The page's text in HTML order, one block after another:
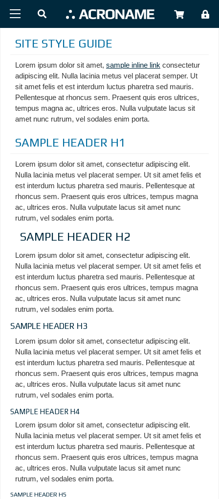
SITE STYLE GUIDE
Lorem ipsum dolor sit amet, sample inline link consectetur
adipiscing elit. Nulla lacinia metus vel placerat semper. Ut
sit amet felis et est interdum luctus pharetra sed mauris.
Pellentesque at rhoncus sem. Praesent quis eros ultrices,
tempus magna ac, ultrices eros. Nulla vulputate lacus sit
amet nunc rutrum, vel sodales enim porta.
SAMPLE HEADER H1
Lorem ipsum dolor sit amet, consectetur adipiscing elit.
Nulla lacinia metus vel placerat semper. Ut sit amet felis et
est interdum luctus pharetra sed mauris. Pellentesque at
rhoncus sem. Praesent quis eros ultrices, tempus magna
ac, ultrices eros. Nulla vulputate lacus sit amet nunc
rutrum, vel sodales enim porta.
SAMPLE HEADER H2
Lorem ipsum dolor sit amet, consectetur adipiscing elit.
Nulla lacinia metus vel placerat semper. Ut sit amet felis et
est interdum luctus pharetra sed mauris. Pellentesque at
rhoncus sem. Praesent quis eros ultrices, tempus magna
ac, ultrices eros. Nulla vulputate lacus sit amet nunc
rutrum, vel sodales enim porta.
SAMPLE HEADER H3
Lorem ipsum dolor sit amet, consectetur adipiscing elit.
Nulla lacinia metus vel placerat semper. Ut sit amet felis et
est interdum luctus pharetra sed mauris. Pellentesque at
rhoncus sem. Praesent quis eros ultrices, tempus magna
ac, ultrices eros. Nulla vulputate lacus sit amet nunc
rutrum, vel sodales enim porta.
SAMPLE HEADER H4
Lorem ipsum dolor sit amet, consectetur adipiscing elit.
Nulla lacinia metus vel placerat semper. Ut sit amet felis et
est interdum luctus pharetra sed mauris. Pellentesque at
rhoncus sem. Praesent quis eros ultrices, tempus magna
ac, ultrices eros. Nulla vulputate lacus sit amet nunc
rutrum, vel sodales enim porta.
SAMPLE HEADER H5